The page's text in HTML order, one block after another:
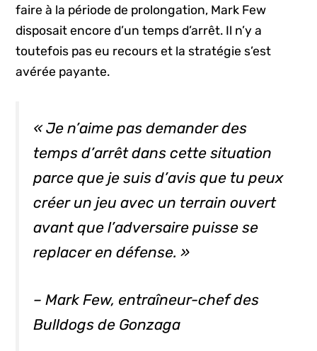
faire à la période de prolongation, Mark Few
disposait encore d’un temps d’arrêt. Il n’y a
toutefois pas eu recours et la stratégie s’est
avérée payante.
« Je n’aime pas demander des
temps d’arrêt dans cette situation
parce que je suis d’avis que tu peux
créer un jeu avec un terrain ouvert
avant que l’adversaire puisse se
replacer en défense. »
– Mark Few, entraîneur-chef des
Bulldogs de Gonzaga